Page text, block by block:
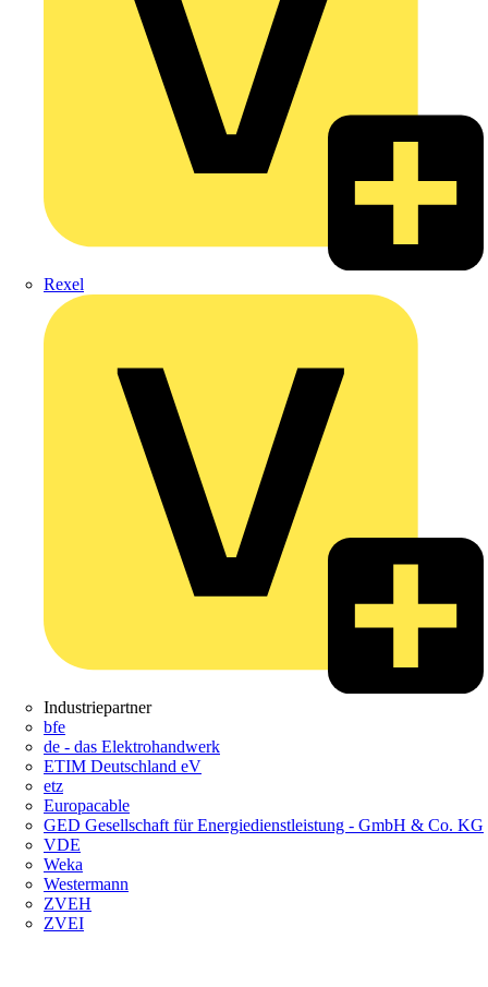
Rexel
Industriepartner
bfe
de - das Elektrohandwerk
ETIM Deutschland eV
etz
Europacable
GED Gesellschaft für Energiedienstleistung - GmbH & Co. KG
VDE
Weka
Westermann
ZVEH
ZVEI